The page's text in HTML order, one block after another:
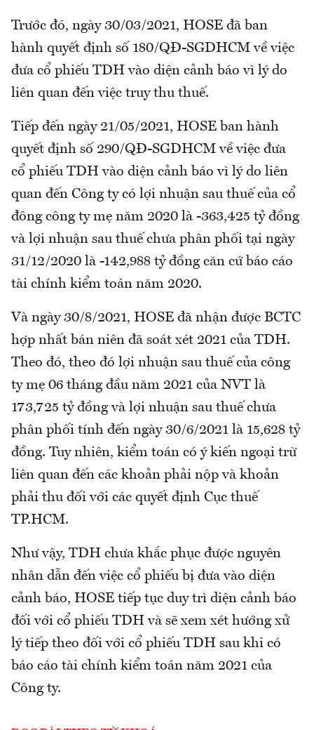
Trước đó, ngày 30/03/2021, HOSE đã ban
hành quyết định số 180/QĐ-SGDHCM về việc
đưa cổ phiếu TDH vào diện cảnh báo vì lý do
liên quan đến việc truy thu thuế.
Tiếp đến ngày 21/05/2021, HOSE ban hành
quyết định số 290/QĐ-SGDHCM về việc đưa
cổ phiếu TDH vào diện cảnh báo vì lý do liên
quan đến Công ty có lợi nhuận sau thuế của cổ
đông công ty mẹ năm 2020 là -363,425 tỷ đồng
và lợi nhuận sau thuế chưa phân phối tại ngày
31/12/2020 là -142,988 tỷ đồng căn cứ báo cáo
tài chính kiểm toán năm 2020.
Và ngày 30/8/2021, HOSE đã nhận được BCTC
hợp nhất bán niên đã soát xét 2021 của TDH.
Theo đó, theo đó lợi nhuận sau thuế của công
ty mẹ 06 tháng đầu năm 2021 của NVT là
173,725 tỷ đồng và lợi nhuận sau thuế chưa
phân phối tính đến ngày 30/6/2021 là 15,628 tỷ
đồng. Tuy nhiên, kiểm toán có ý kiến ngoại trừ
liên quan đến các khoản phải nộp và khoản
phải thu đối với các quyết định Cục thuế
TP.HCM.
Như vậy, TDH chưa khắc phục được nguyên
nhân dẫn đến việc cổ phiếu bị đưa vào diện
cảnh báo, HOSE tiếp tục duy trì diện cảnh báo
đối với cổ phiếu TDH và sẽ xem xét hướng xử
lý tiếp theo đối với cổ phiếu TDH sau khi có
báo cáo tài chính kiểm toán năm 2021 của
Công ty.